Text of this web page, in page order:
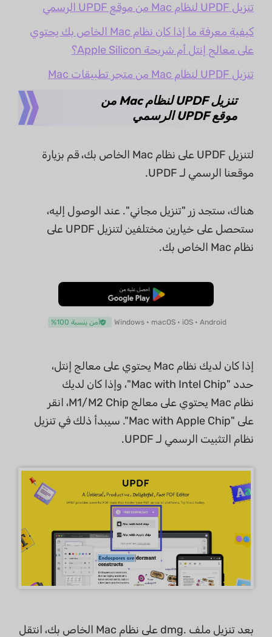
تنزيل UPDF لنظام Mac من موقع UPDF الرسمي
كيفية معرفة ما إذا كان نظام Mac الخاص بك يحتوي
على معالج إنتل أم شريحة Apple Silicon؟
تنزيل UPDF لنظام Mac من متجر تطبيقات Mac
تنزيل UPDF لنظام Mac من
موقع UPDF الرسمي
لتنزيل UPDF على نظام Mac الخاص بك، قم بزيارة
موقعنا الرسمي لـ UPDF.
هناك، ستجد زر "تنزيل مجاني". عند الوصول إليه،
ستحصل على خيارين مختلفين لتنزيل UPDF على
نظام Mac الخاص بك.
تنزيل مجاني
Windows • macOS • iOS • Android آمن بنسبة 100%
إذا كان لديك نظام Mac يحتوي على معالج إنتل،
حدد "Mac with Intel Chip"، وإذا كان لديك
نظام Mac يحتوي على معالج M1/M2 Chip، انقر
على "Mac with Apple Chip". سيبدأ ذلك في تنزيل
نظام التثبيت الرسمي لـ UPDF.
بعد تنزيل ملف .dmg على نظام Mac الخاص بك، انتقل